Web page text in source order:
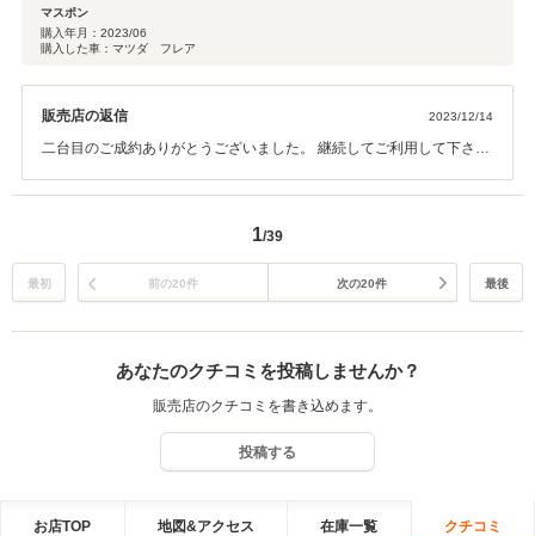
マスポン
購入年月： 2023/06
購入した車：マツダ フレア
販売店の返信 2023/12/14
二台目のご成約ありがとうございました。 継続してご利用して下さり
検もご案内してますのでご予約をして下さい。今後とも宜しくお願い
1/39
最初 前の20件 次の20件 最後
あなたのクチコミを投稿しませんか？
販売店のクチコミを書き込めます。
投稿する
お店TOP 地図&アクセス 在庫一覧 クチコミ